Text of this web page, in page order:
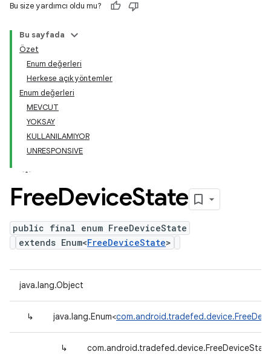
Bu size yardımcı oldu mu?
Bu sayfada
Özet
Enum değerleri
Herkese açık yöntemler
Enum değerleri
MEVCUT
YOKSAY
KULLANILAMIYOR
UNRESPONSIVE
FreeDeviceState
public final enum FreeDeviceState
extends Enum<FreeDeviceState>
java.lang.Object
↳ java.lang.Enum<
↳ com.android.tradefed.device.FreeDeviceState